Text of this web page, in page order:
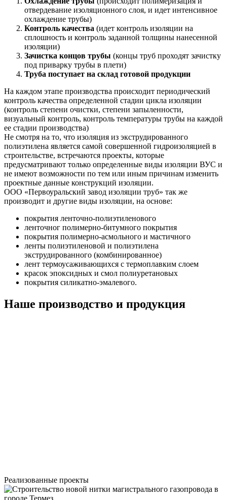
отвердевание изоляционного слоя, и идет интенсивное
охлаждение трубы)
Контроль качества (идет контроль изоляции на
сплошность и контроль заданной толщины нанесенной
изоляции)
Зачистка концов трубы (концы труб проходят зачистку
под приварку трубы в плети)
Труба поступает на склад готовой продукции
На каждом этапе производства происходит периодический
контроль качества определенной стадии цикла изоляции
(контроль степени очистки, степени запыленности,
визуальный контроль, контроль температуры трубы на каждой
ее стадии производства)
Не смотря на то, что изоляция из экструдированного
полиэтилена является самой совершенной гидроизоляцией в
строительстве, встречаются проекты, которые
предусматривают только определенные виды изоляции ВУС и
не имеют возможности по тем или иным причинам изменить
проектные данные конструкций изоляции.
ООО «Первоуральский завод изоляции труб» так же
производит и другие виды изоляции, на основе:
покрытия ленточно-полиэтиленового
ленточног полимерно-битумного покрытия
покрытия полимерно-асмольного и мастичного
ленты полиэтиленовой и полиэтилена
экструдированного (комбинированное)
лент термоусаживающихся с термоплавким слоем
красок эпоксидных и смол полиуретановых
покрытия силикатно-эмалевого.
Наше производство и продукция
Реализованные проекты